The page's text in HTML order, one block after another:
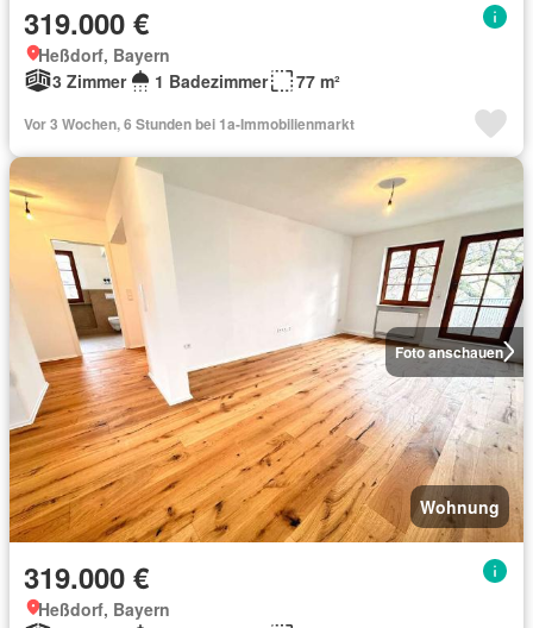
319.000 €
Heßdorf, Bayern
3 Zimmer
1 Badezimmer 77 m²
Vor 3 Wochen, 6 Stunden bei 1a-Immobilienmarkt
Foto anschauen
Wohnung
319.000 €
Heßdorf, Bayern